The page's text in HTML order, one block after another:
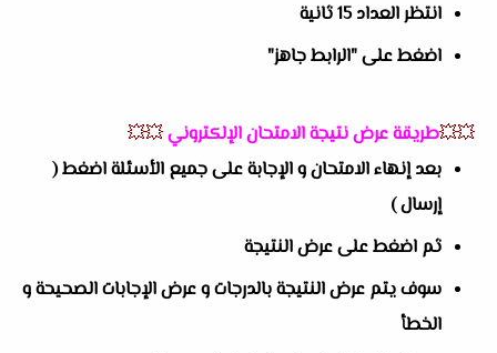
انتظر العداد 15 ثانية
اضغط على "الرابط جاهز"
💥💥طريقة عرض نتيجة الامتحان الإلكتروني💥💥
بعد إنهاء الامتحان و الإجابة على جميع الأسئلة اضغط (
إرسال )
ثم اضغط على عرض النتيجة
سوف يتم عرض النتيجة بالدرجات و عرض الإجابات الصحيحة و
الخطأ